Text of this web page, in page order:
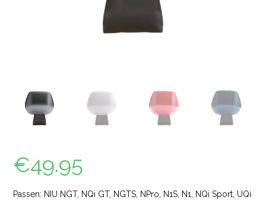
€49.95
Passen: NIU NGT, NQi GT, NGTS, NPro, N1S, N1, NQi Sport, UQi